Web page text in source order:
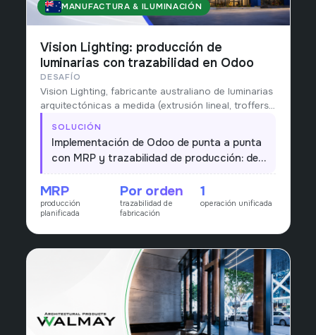
AUSTRALIA
MANUFACTURA & ILUMINACIÓN
Vision Lighting: producción de
luminarias con trazabilidad en Odoo
DESAFÍO
Vision Lighting, fabricante australiano de luminarias
arquitectónicas a medida (extrusión lineal, troffers
y soluciones bespoke) desde 2006, necesitaba
planificar la producción y trazar cada orden de
fabricación sin depender de procesos manuales.
SOLUCIÓN
Implementación de Odoo de punta a punta
con MRP y trazabilidad de producción: de
la orden de fabricación a la entrega, cada
proyecto de iluminación queda planificado
y trazado en un único flujo.
MRP
producción
planificada
Por orden
trazabilidad de
fabricación
1
operación unificada